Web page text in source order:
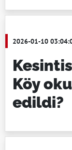
2026-01-10
Köy
edildi?